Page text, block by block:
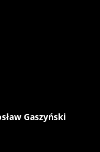
Gaszyński